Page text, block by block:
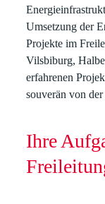
Umsetzung der
Projekte im
Vilsbiburg,
erfahrenen
souverän von
Ihre